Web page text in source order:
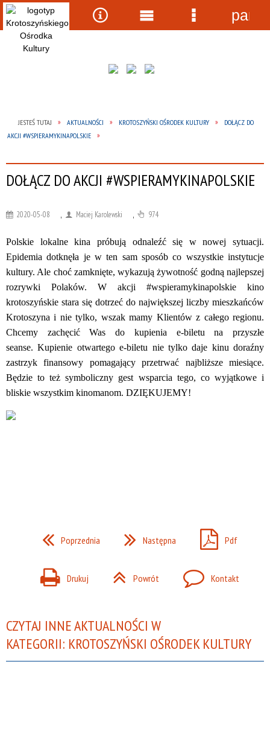
JESTEŚ TUTAJ AKTUALNOŚCI KROTOSZYŃSKI OŚRODEK KULTURY
DOŁĄCZ DO
AKCJI #WSPIERAMYKINAPOLSKIE
DOŁĄCZ DO AKCJI #WSPIERAMYKINAPOLSKIE
2020-05-08 Maciej Karolewski 974
Polskie lokalne kina próbują odnaleźć się w nowej sytuacji.
Epidemia dotknęła je w ten sam sposób co wszystkie instytucje
kultury. Ale choć zamknięte, wykazują żywotność godną najlepszej
rozrywki Polaków. W akcji #wspieramykinapolskie kino
krotoszyńskie stara się dotrzeć do największej liczby mieszkańców
Krotoszyna i nie tylko, wszak mamy Klientów z całego regionu.
Chcemy zachęcić Was do kupienia e-biletu na przyszłe
seanse.Kupienie otwartego e-biletu nie tylko daje kinu doraźny
zastrzyk finansowy pomagający przetrwać najbliższe miesiące.
Będzie to też symboliczny gest wsparcia tego, co wyjątkowe i
bliskie wszystkim kinomanom. DZIĘKUJEMY!
Poprzednia Następna Pdf
Drukuj Powrót Kontakt
CZYTAJ INNE AKTUALNOŚCI W
KATEGORII: KROTOSZYŃSKI OŚRODEK KULTURY
Wyszukiwarka
Narzędzia
Menu Menu
panel